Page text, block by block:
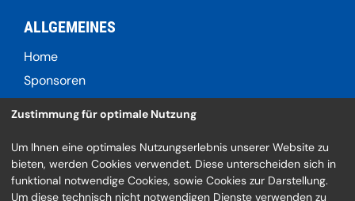
ALLGEMEINES
Home
Sponsoren
SOCIAL
Zustimmung für optimale Nutzung
Um Ihnen eine optimales Nutzungserlebnis unserer Website zu
bieten, werden Cookies verwendet. Diese unterscheiden sich in
funktional notwendige Cookies, sowie Cookies zur Darstellung.
Um diese technisch nicht notwendigen Dienste verwenden zu